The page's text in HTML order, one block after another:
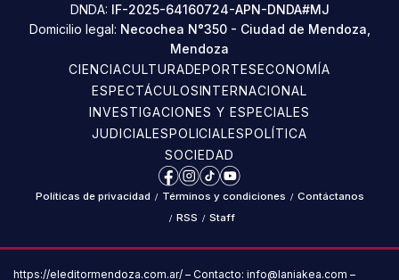
DNDA: IF-2025-64160724-APN-DNDA#MJ
Domicilio legal: Necochea N°350 - Ciudad de Mendoza,
Mendoza
CIENCIACULTURADEPORTESECONOMÍA
ESPECTÁCULOSINTERNACIONAL
INVESTIGACIONES Y ESPECIALES
JUDICIALESPOLICIALESPOLÍTICA
SOCIEDAD
Facebook
Instagram
TikTokYouTube
Políticas de privacidad / Términos y condiciones / Contáctanos
/ RSS / Staff
https://eleditormendoza.com.ar/ – Contacto: info@laniakea.com –